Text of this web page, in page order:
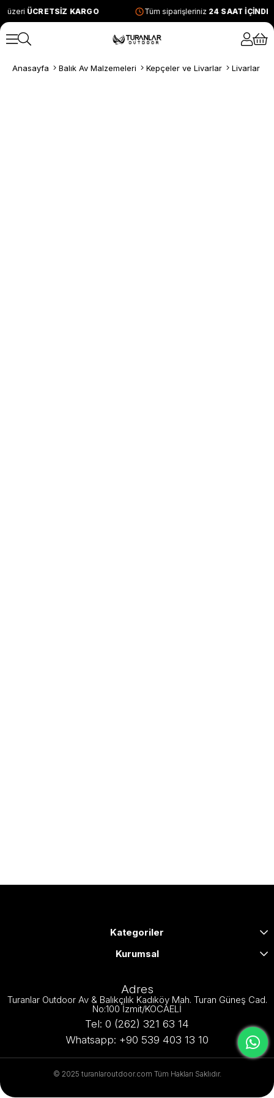
üzeriÜCRETSİZ KARGO Tüm siparişleriniz24 SAAT İÇİNDE
Anasayfa Balık Av Malzemeleri Kepçeler ve Livarlar Livarlar
Kategoriler
Kurumsal
Adres
Turanlar Outdoor Av & Balıkçılık Kadıköy Mah. Turan Güneş Cad.
No:100 İzmit/KOCAELİ
Tel: 0 (262) 321 63 14
Whatsapp: +90 539 403 13 10
© 2025 turanlaroutdoor.com Tüm Hakları Saklıdır.